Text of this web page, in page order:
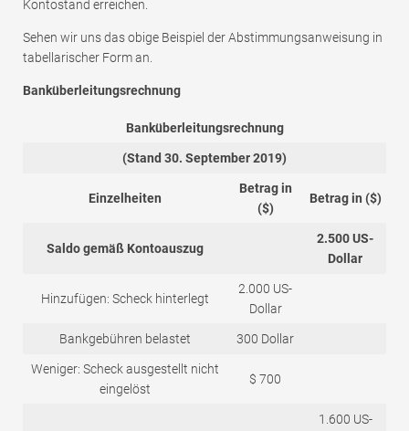
Kontostand erreichen.
Sehen wir uns das obige Beispiel der Abstimmungsanweisung in
tabellarischer Form an.
Banküberleitungsrechnung
Banküberleitungsrechnung
(Stand 30. September 2019)
Einzelheiten
Betrag in
($)
Betrag in ($)
Saldo gemäß Kontoauszug
2.500 US-
Dollar
Hinzufügen: Scheck hinterlegt
2.000 US-
Dollar
Bankgebühren belastet 300 Dollar
Weniger: Scheck ausgestellt nicht
eingelöst
$ 700
1.600 US-